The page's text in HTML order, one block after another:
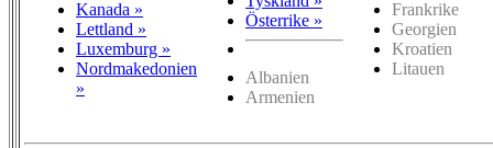
Kanada »
Lettland »
Luxemburg »
Nordmakedonien
»
Österrike »
Albanien
Armenien
Frankrike
Georgien
Kroatien
Litauen